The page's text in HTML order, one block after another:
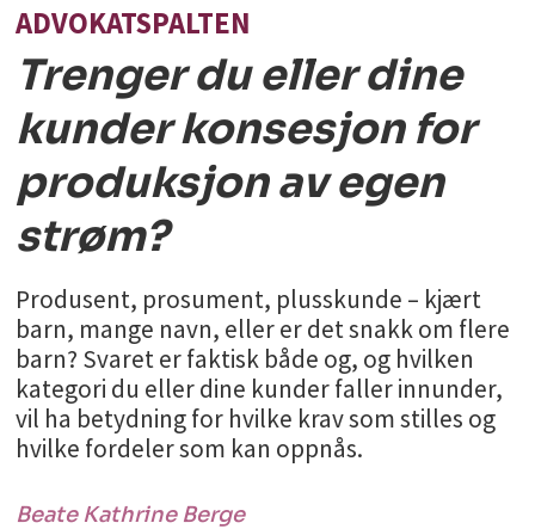
ADVOKATSPALTEN
Trenger du eller dine
kunder konsesjon for
produksjon av egen
strøm?
Produsent, prosument, plusskunde – kjært
barn, mange navn, eller er det snakk om flere
barn? Svaret er faktisk både og, og hvilken
kategori du eller dine kunder faller innunder,
vil ha betydning for hvilke krav som stilles og
hvilke fordeler som kan oppnås.
Beate Kathrine Berge